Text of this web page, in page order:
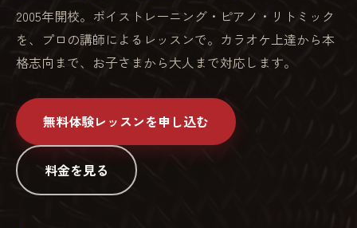
2005年開校。ボイストレーニング・ピアノ・リトミック
を、プロの講師によるレッスンで。カラオケ上達から本
格志向まで、お子さまから大人まで対応します。
無料体験レッスンを申し込む
料金を見る